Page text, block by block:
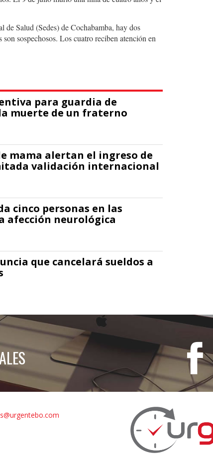
Salud (Sedes) de Cochabamba, hay dos
sospechosos. Los cuatro reciben atención en
para guardia de
muerte de un fraterno
mama alertan el ingreso de
validación internacional
cinco personas en las
afección neurológica
que cancelará sueldos a